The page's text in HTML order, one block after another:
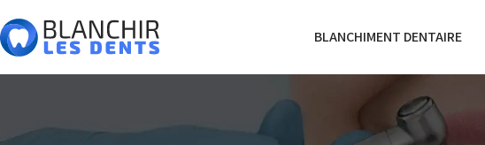
BLANCHIMENT DENTAIRE